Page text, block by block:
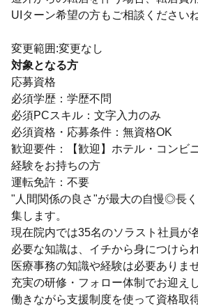
UIターン希望の方もご相談ください
変更範囲:変更なし
対象となる方
応募資格
必須学歴：学歴不問
必須PCスキル：文字入力のみ
必須資格・応募条件：無資格OK
歓迎要件：【歓迎】ホテル・コンビ
経験をお持ちの方
運転免許：不要
"人間関係の良さ"が最大の自慢◎長
集します。
現在院内では35名のソラスト社員が
必要な知識は、イチから身につけら
医療事務の知識や経験は必要ありま
充実の研修・フォロー体制でお迎え
働きながら支援制度を使って資格取